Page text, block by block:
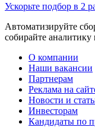
Ускорьте подбор в 2
Автоматизируйте
собирайте аналитику
О компании
Наши вакансии
Партнерам
Реклама на
Новости и
Инвесторам
Кандидаты по